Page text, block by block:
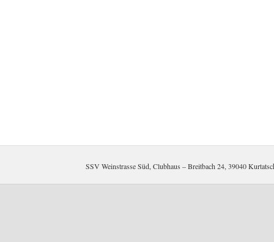
SSV Weinstrasse Süd, Clubhaus – Breitbach 24, 39040